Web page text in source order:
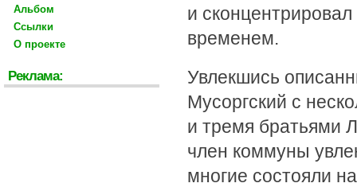
и
временем.
Увлекшись
Мусоргский с
и тремя братьями
член коммуны
многие состояли
Альбом
Ссылки
О проекте
Реклама: